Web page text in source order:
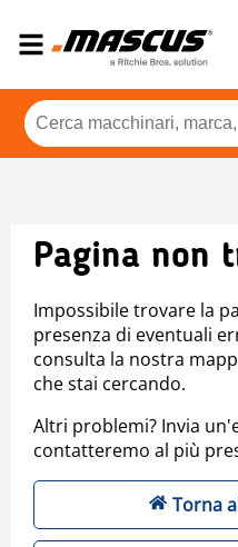
Pagina non
Impossibile trovare la
presenza di eventuali
consulta la nostra
che stai cercando.
Altri problemi? Invia
contatteremo al più
Torna